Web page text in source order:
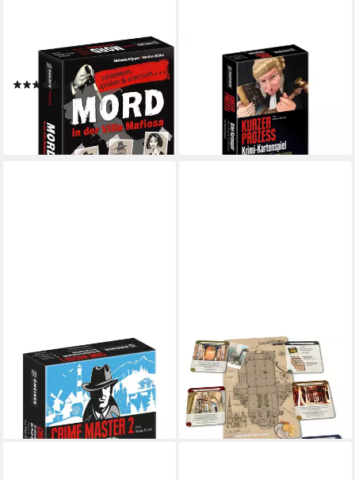
GMEINER
Spiel Mord in der Villa Mafiosa
(8)
ab 20,24 € UVP22,99 €
lieferbar - in 6-8 Werktagen bei dir
GMEINER
Spiel Kurzer Prozess
ab 15,01 €
lieferbar - in 3-4 Werktagen bei dir
GMEINER
Spiel Crime Master 2
ab 12,64 €
lieferbar - in 3-4 Werktagen bei dir
GMEINER
Spiel Donaumelodien Escape -
Der Schatz im Stephansdom
ab 18,19 €
lieferbar - in 3-4 Werktagen bei dir